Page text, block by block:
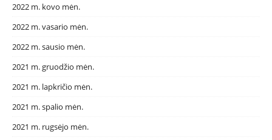
2022 m. kovo mėn.
2022 m. vasario mėn.
2022 m. sausio mėn.
2021 m. gruodžio mėn.
2021 m. lapkričio mėn.
2021 m. spalio mėn.
2021 m. rugsėjo mėn.